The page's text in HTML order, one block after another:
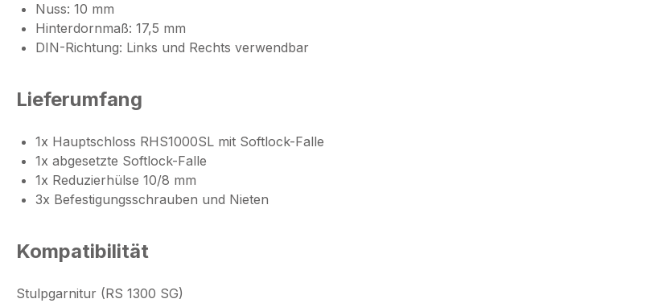
Nuss: 10 mm
Hinterdornmaß: 17,5 mm
DIN-Richtung: Links und Rechts verwendbar
Lieferumfang
1x Hauptschloss RHS1000SL mit Softlock-Falle
1x abgesetzte Softlock-Falle
1x Reduzierhülse 10/8 mm
3x Befestigungsschrauben und Nieten
Kompatibilität
Stulpgarnitur (RS 1300 SG)